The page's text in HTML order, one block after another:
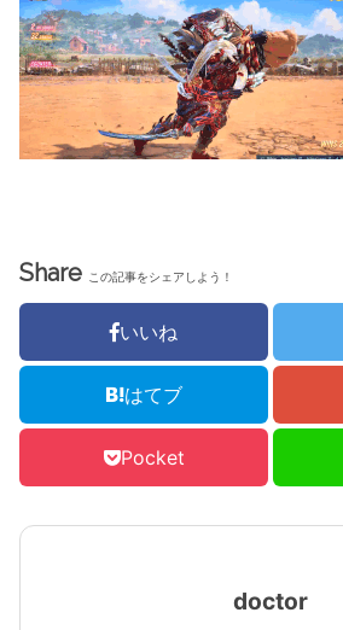
Share この記事をシェアしよう！
いいね
はてブ
Pocket
doctor